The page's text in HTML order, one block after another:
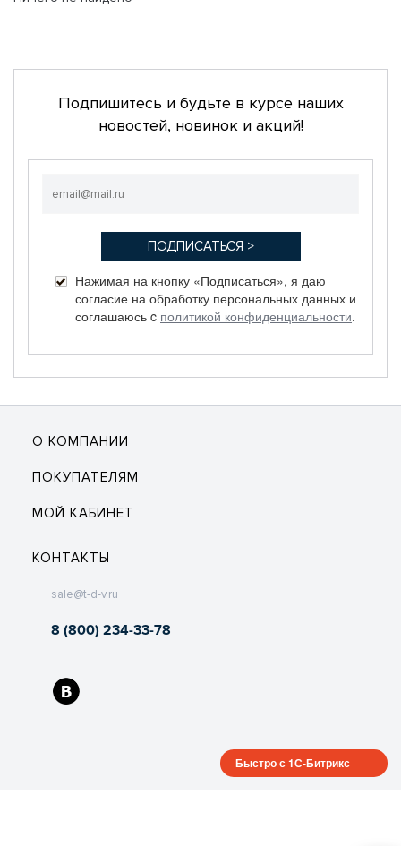
Подпишитесь и будьте в курсе наших
новостей, новинок и акций!
Нажимая на кнопку «Подписаться», я даю
согласие на обработку персональных данных и
соглашаюсь c политикой конфиденциальности.
О КОМПАНИИ
ПОКУПАТЕЛЯМ
МОЙ КАБИНЕТ
КОНТАКТЫ
sale@t-d-v.ru
8 (800) 234-33-78
Быстро с 1С-Битрикс